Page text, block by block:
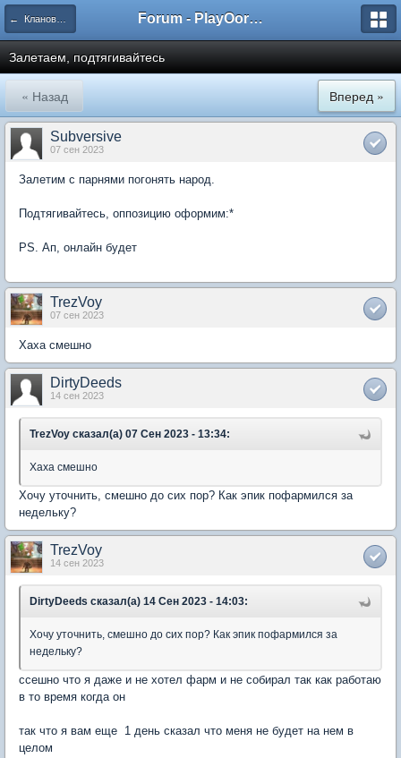
← Клановый раздел / Clans Forum - PlayOorbis.net
Залетаем, подтягивайтесь
« Назад Вперед »
Subversive
07 сен 2023
Залетим с парнями погонять народ.
Подтягивайтесь, оппозицию оформим:*
PS. Ап, онлайн будет
TrezVoy
07 сен 2023
Хаха смешно
DirtyDeeds
14 сен 2023
TrezVoy сказал(а) 07 Сен 2023 - 13:34:
Хаха смешно
Хочу уточнить, смешно до сих пор? Как эпик пофармился за
недельку?
TrezVoy
14 сен 2023
DirtyDeeds сказал(а) 14 Сен 2023 - 14:03:
Хочу уточнить, смешно до сих пор? Как эпик пофармился за
недельку?
ссешно что я даже и не хотел фарм и не собирал так как работаю
в то время когда он
так что я вам еще 1 день сказал что меня не будет на нем в
целом